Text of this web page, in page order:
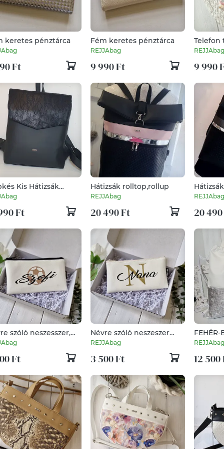
keretes pénztárca
Ft
Fém keretes pénztárca
REJJAbag
9 990 Ft
Telefon
REJJAbag
9 990
Kis Hátizsák
Ft
Hátizsák rolltop,rollup
REJJAbag
20 490 Ft
REJJAbag
20
szóló neszesszer,
szemüvegtok
Ft
Névre szóló neszeszer
ajándékba
REJJAbag
3 500 Ft
FEHÉR-
zsebbel
REJJAbag
12 500